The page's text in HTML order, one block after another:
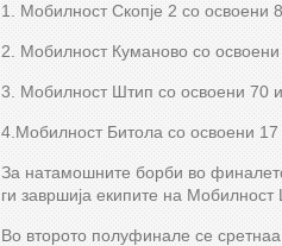
1. Мобилност Скопје 2 со освоени
2. Мобилност Куманово со освоени
3. Мобилност Штип со освоени 70 и
4.Мобилност Битола со освоени 17
За натамошните борби во
ги завршија екипите на
Во второто полуфинале се